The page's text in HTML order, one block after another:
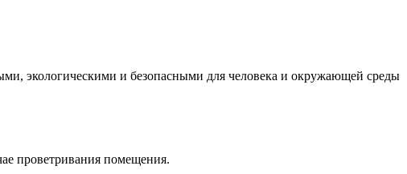
экологическими и безопасными для человека и окружающей среды
проветривания помещения.